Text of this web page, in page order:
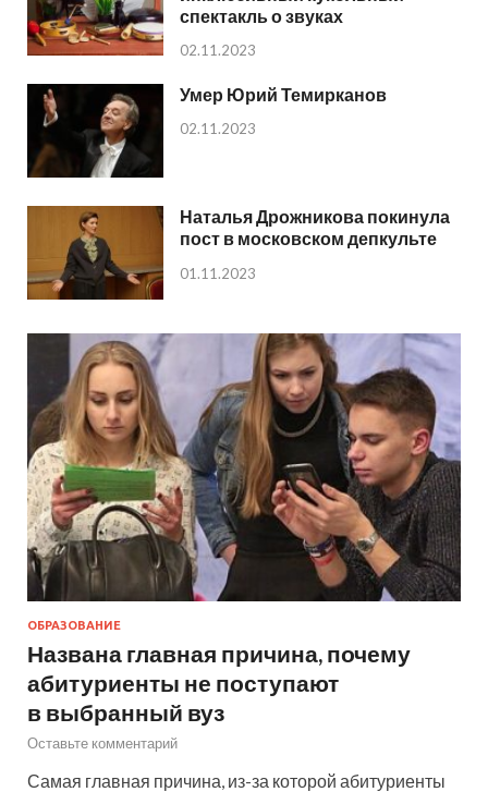
спектакль о звуках
02.11.2023
Умер Юрий Темирканов
02.11.2023
Наталья Дрожникова покинула
пост в московском депкульте
01.11.2023
ОБРАЗОВАНИЕ
Названа главная причина, почему
абитуриенты не поступают
в выбранный вуз
Оставьте комментарий
Самая главная причина, из-за которой абитуриенты